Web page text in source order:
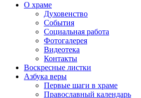
О храме
Духовенство
События
Социальная работа
Фотогалерея
Видеотека
Контакты
Воскресные листки
Азбука веры
Первые шаги в храме
Православный календарь